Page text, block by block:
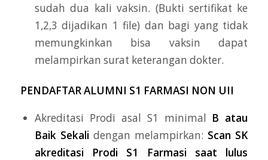
sudah dua kali vaksin. (Bukti sertifikat ke
1,2,3 dijadikan 1 file) dan bagi yang tidak
memungkinkan bisa vaksin dapat
melampirkan surat keterangan dokter.
PENDAFTAR ALUMNI S1 FARMASI NON UII
Akreditasi Prodi asal S1 minimal B atau
Baik Sekali dengan melampirkan: Scan SK
akreditasi Prodi S1 Farmasi saat lulus